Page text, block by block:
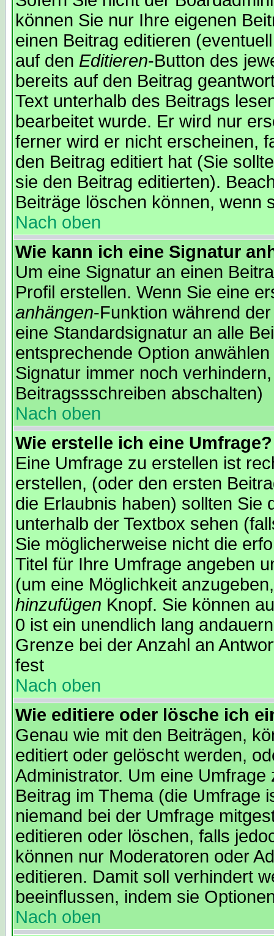
können Sie nur Ihre eigenen
einen Beitrag editieren
auf den Editieren-Button des
bereits auf den Beitrag
Text unterhalb des Beitrags
bearbeitet wurde. Er wird nur
ferner wird er nicht erscheinen,
den Beitrag editiert hat (Sie
sie den Beitrag editierten).
Beiträge löschen können, wenn
Nach oben
Wie kann ich eine Signatur
Um eine Signatur an einen
Profil erstellen. Wenn Sie eine
anhängen-Funktion während
eine Standardsignatur an alle
entsprechende Option
Signatur immer noch
Beitragssschreiben abschalten)
Nach oben
Wie erstelle ich eine Umfrage?
Eine Umfrage zu erstellen ist
erstellen, (oder den ersten
die Erlaubnis haben) sollten Sie
unterhalb der Textbox sehen
Sie möglicherweise nicht die
Titel für Ihre Umfrage angeben
(um eine Möglichkeit
hinzufügen Knopf. Sie können
0 ist ein unendlich lang
Grenze bei der Anzahl an
fest
Nach oben
Wie editiere oder lösche ich
Genau wie mit den Beiträgen,
editiert oder gelöscht werden,
Administrator. Um eine
Beitrag im Thema (die Umfrage
niemand bei der Umfrage
editieren oder löschen, falls
können nur Moderatoren oder
editieren. Damit soll verhindert
beeinflussen, indem sie
Nach oben